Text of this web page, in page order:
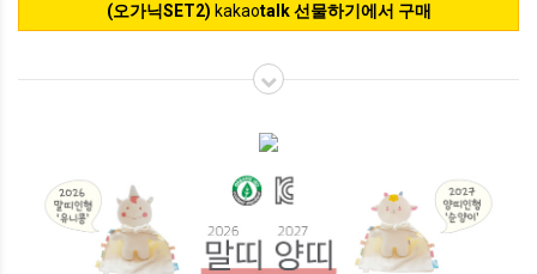
(오가닉SET2) kakaotalk 선물하기에서 구매